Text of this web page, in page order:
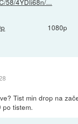
58/4YDIi68n/...
1080p
Tist min drop na
po tistem.